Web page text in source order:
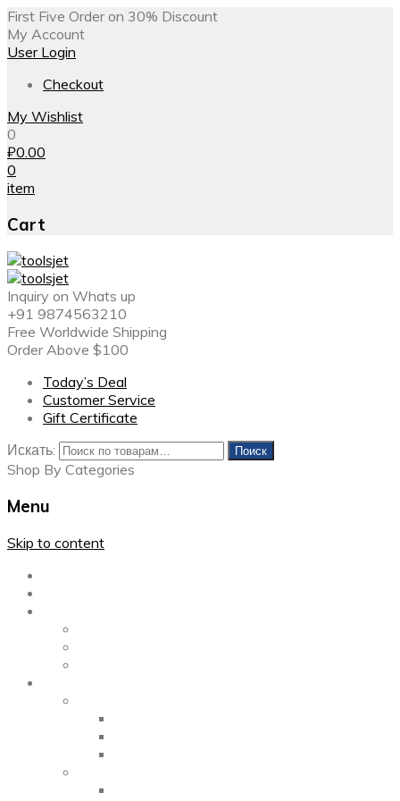
First Five Order on 30% Discount
My Account
User Login
Checkout
My Wishlist
0
₽0.00
0
item
Cart
Inquiry on Whats up
+91 9874563210
Free Worldwide Shipping
Order Above $100
Today’s Deal
Customer Service
Gift Certificate
Искать:
Поиск
Shop By Categories
Menu
Skip to content